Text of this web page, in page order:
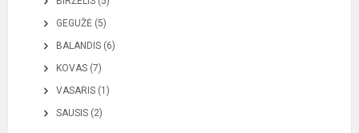
GEGUŽĖ (5)
BALANDIS (6)
KOVAS (7)
VASARIS (1)
SAUSIS (2)